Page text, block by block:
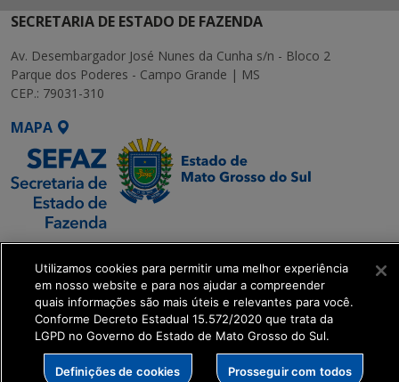
SECRETARIA DE ESTADO DE FAZENDA
Av. Desembargador José Nunes da Cunha s/n - Bloco 2
Parque dos Poderes - Campo Grande | MS
CEP.: 79031-310
MAPA
SETDIG | Secretaria-
Executiva de
Transformação Digital
get_footer();
Utilizamos cookies para permitir uma melhor experiência
em nosso website e para nos ajudar a compreender
quais informações são mais úteis e relevantes para você.
Conforme Decreto Estadual 15.572/2020 que trata da
LGPD no Governo do Estado de Mato Grosso do Sul.
Definições de cookies Prosseguir com todos